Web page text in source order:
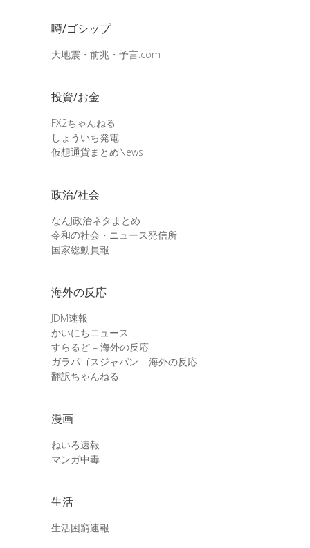
噂/ゴシップ
大地震・前兆・予言.com
投資/お金
FX2ちゃんねる
しょういち発電
仮想通貨まとめNews
政治/社会
なんJ政治ネタまとめ
令和の社会・ニュース発信所
国家総動員報
海外の反応
JDM速報
かいにちニュース
すらるど – 海外の反応
ガラパゴスジャパン – 海外の反応
翻訳ちゃんねる
漫画
ねいろ速報
マンガ中毒
生活
生活困窮速報